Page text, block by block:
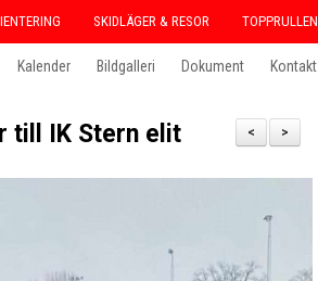
SKIDLÄGER & RESOR TOPPRULLEN
Kalender Bildgalleri Dokument Kontakt
>
<
till IK Stern elit